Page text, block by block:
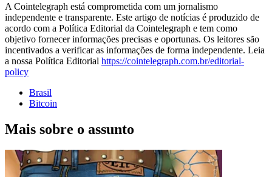
A Cointelegraph está comprometida com um jornalismo
independente e transparente. Este artigo de notícias é produzido de
acordo com a Política Editorial da Cointelegraph e tem como
objetivo fornecer informações precisas e oportunas. Os leitores são
incentivados a verificar as informações de forma independente. Leia
a nossa Política Editorial https://cointelegraph.com.br/editorial-
policy
Brasil
Bitcoin
Mais sobre o assunto